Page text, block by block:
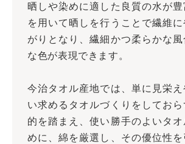
晒しや染めに適した良質の水が
を用いて晒しを行うことで繊維
がりとなり、繊細かつ柔らかな
な色が表現できます。
今治タオル産地では、単に見栄え
い求めるタオルづくりをしておら
的を踏まえ、使い勝手のよいタオ
めに、綿を厳選し、その優位性